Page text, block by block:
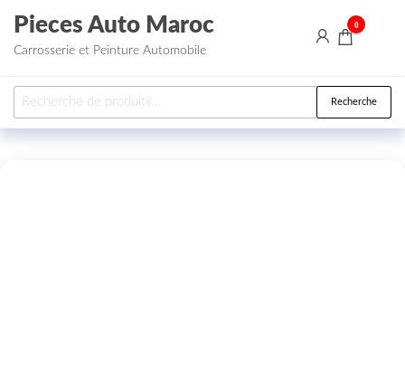
Aller au contenu
Pieces Auto Maroc
Carrosserie et Peinture Automobile
0
Recherche pour : Recherche